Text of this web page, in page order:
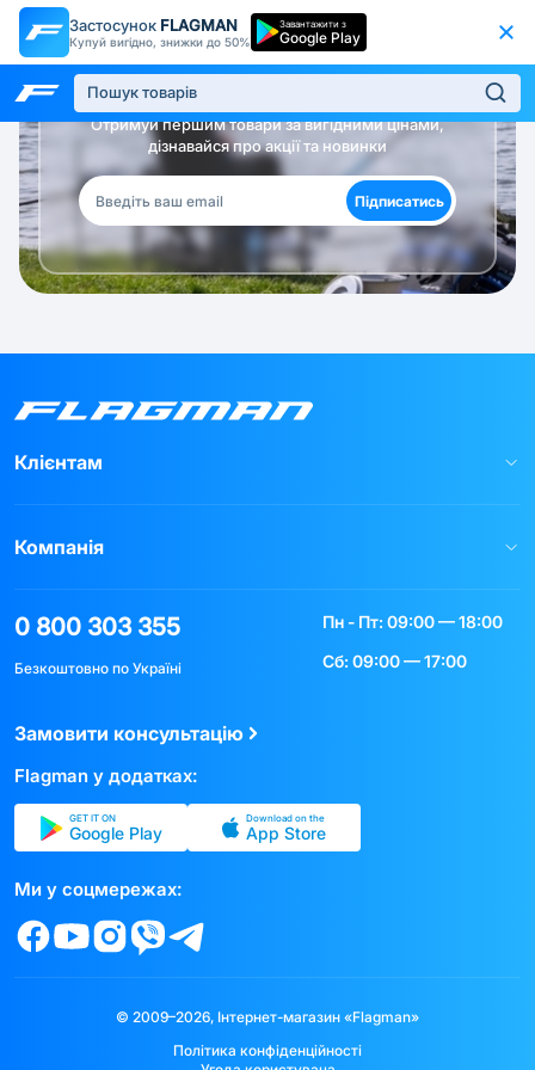
Застосунок FLAGMAN
Купуй вигідно, знижки до 50%
Завантажити з
Google Play
Будь в курсі!
Отримуй першим товари за вигідними цінами,
дізнавайся про акції та новинки
Підписатись
Клієнтам
Компанія
0 800 303 355
Безкоштовно по Україні
Пн - Пт: 09:00 — 18:00
Сб: 09:00 — 17:00
Замовити консультацію
Flagman у додатках:
GET IT ON
Google Play
Download on the
App Store
Ми у соцмережах:
© 2009–2026, Інтернет-магазин «Flagman»
Політика конфіденційності